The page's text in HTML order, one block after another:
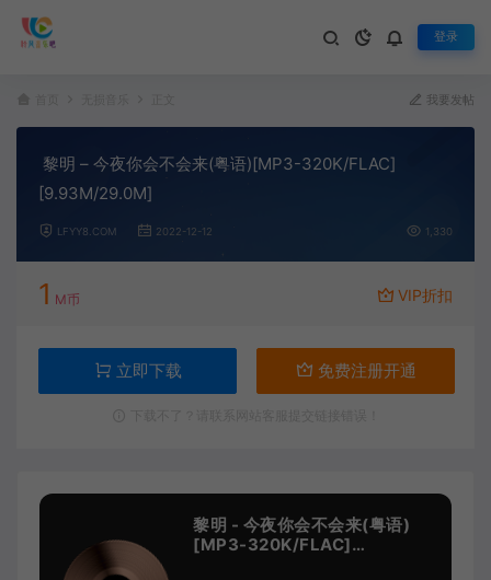
登录
我要发帖
黎明 – 今夜你会不会来(粤语)[MP3-320K/FLAC]
[9.93M/29.0M]
LFYY8.COM 2022-12-12 1,330
1 M币 VIP折扣
立即下载 免费注册开通
黎明 - 今夜你会不会来(粤语)
[MP3-320K/FLAC]